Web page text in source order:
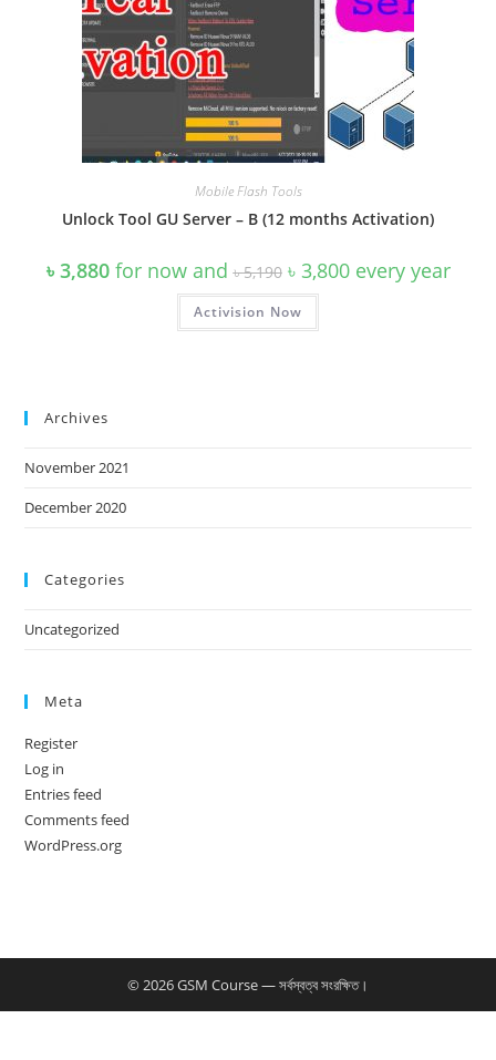
Mobile Flash Tools
Unlock Tool GU Server – B (12 months Activation)
৳ 3,880for now and৳5,190 Original
price
was:
৳ 5,190.
৳ 3,800Current
price
every year
Activision Now
Archives
November 2021
December 2020
Categories
Uncategorized
Meta
Register
Log in
Entries feed
Comments feed
WordPress.org
© 2026 GSM Course — সর্বস্বত্ব সংরক্ষিত।